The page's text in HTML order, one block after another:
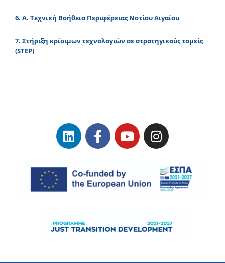
6. Α. Τεχνική Βοήθεια Περιφέρειας Νοτίου Αιγαίου
7. Στήριξη κρίσιμων τεχνολογιών σε στρατηγικούς τομείς
(STEP)